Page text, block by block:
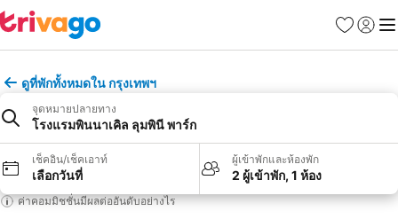
รายการโป
เข้าสู่ร
เมนู
ดูที่พักทั้งหมดใน กรุงเทพฯ
จุดหมายปลายทาง
โรงแรมพินนาเคิล ลุมพินี พาร์ก
เช็คอิน/เช็คเอาท์
เลือกวันที่
ผู้เข้าพักและห้องพัก
2 ผู้เข้าพัก, 1 ห้อง
ค่าคอมมิชชั่นมีผลต่ออันดับอย่างไร